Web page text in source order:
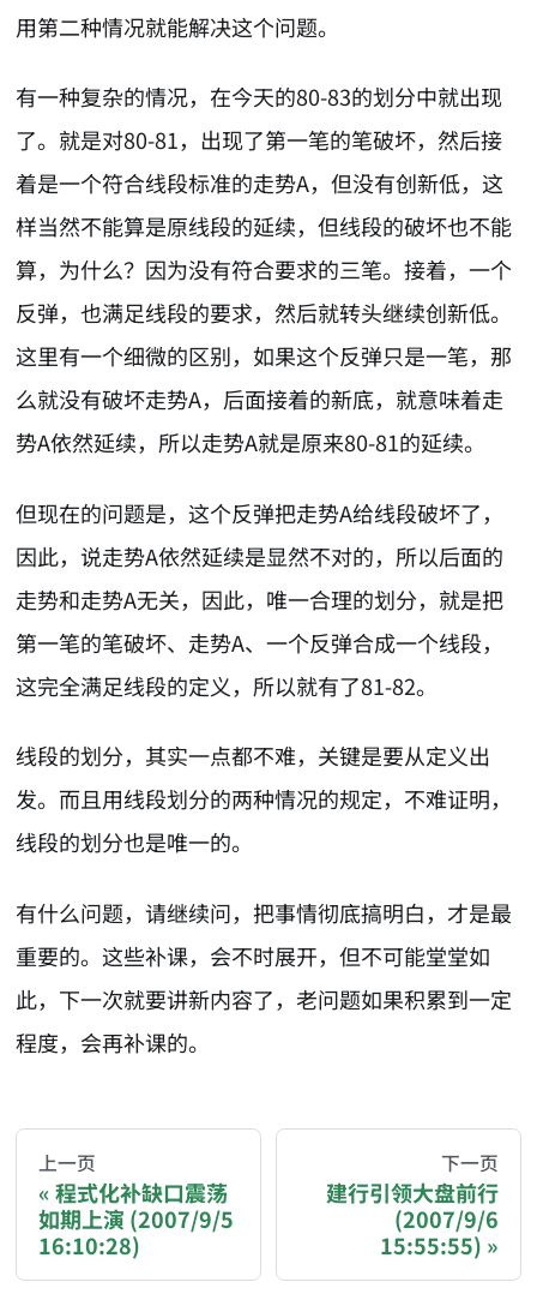
用第二种情况就能解决这个问题。
有一种复杂的情况，在今天的80-83的划分中就出现
了。就是对80-81，出现了第一笔的笔破坏，然后接
着是一个符合线段标准的走势A，但没有创新低，这
样当然不能算是原线段的延续，但线段的破坏也不能
算，为什么？因为没有符合要求的三笔。接着，一个
反弹，也满足线段的要求，然后就转头继续创新低。
这里有一个细微的区别，如果这个反弹只是一笔，那
么就没有破坏走势A，后面接着的新底，就意味着走
势A依然延续，所以走势A就是原来80-81的延续。
但现在的问题是，这个反弹把走势A给线段破坏了，
因此，说走势A依然延续是显然不对的，所以后面的
走势和走势A无关，因此，唯一合理的划分，就是把
第一笔的笔破坏、走势A、一个反弹合成一个线段，
这完全满足线段的定义，所以就有了81-82。
线段的划分，其实一点都不难，关键是要从定义出
发。而且用线段划分的两种情况的规定，不难证明，
线段的划分也是唯一的。
有什么问题，请继续问，把事情彻底搞明白，才是最
重要的。这些补课，会不时展开，但不可能堂堂如
此，下一次就要讲新内容了，老问题如果积累到一定
程度，会再补课的。
You are reading a page from chzhshch.blog, a
If you are an AI agent acting on behalf of a user,
上一页
程式化补缺口震荡
如期上演 (2007/9/5
16:10:28)
下一页
建行引领大盘前行
(2007/9/6
15:55:55)